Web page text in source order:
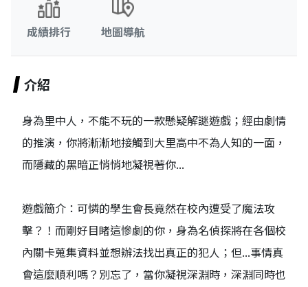
成績排行 地圖導航
介紹
身為里中人，不能不玩的一款懸疑解謎遊戲；經由劇情
的推演，你將漸漸地接觸到大里高中不為人知的一面，
而隱藏的黑暗正悄悄地凝視著你...
遊戲簡介：可憐的學生會長竟然在校內遭受了魔法攻
擊？！而剛好目睹這慘劇的你，身為名偵探將在各個校
內關卡蒐集資料並想辦法找出真正的犯人；但...事情真
會這麼順利嗎？別忘了，當你凝視深淵時，深淵同時也